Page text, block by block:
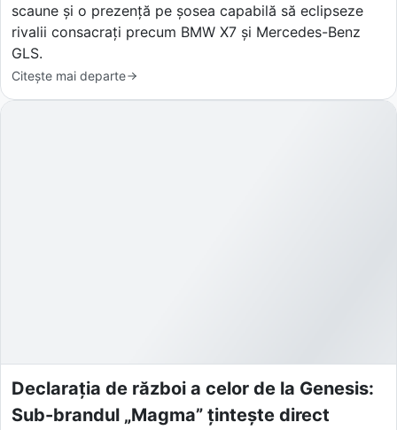
scaune și o prezență pe șosea capabilă să eclipseze
rivalii consacrați precum BMW X7 și Mercedes-Benz
GLS.
Citește mai departe
Declarația de război a celor de la Genesis:
Sub-brandul „Magma” țintește direct